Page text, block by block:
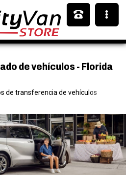
de vehículos - Florida
de transferencia de vehículos